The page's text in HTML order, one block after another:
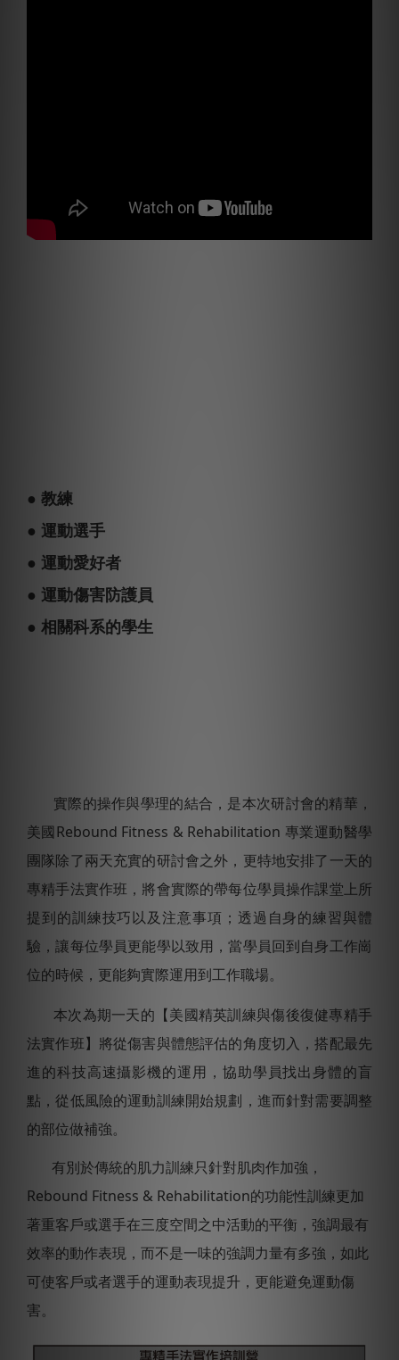
● 教練
● 運動選手
● 運動愛好者
● 運動傷害防護員
● 相關科系的學生
實際的操作與學理的結合，是本次研討會的精華，
美國Rebound Fitness & Rehabilitation 專業運動醫學
團隊除了兩天充實的研討會之外，更特地安排了一天的
專精手法實作班，將會實際的帶每位學員操作課堂上所
提到的訓練技巧以及注意事項；透過自身的練習與體
驗，讓每位學員更能學以致用，當學員回到自身工作崗
位的時候，更能夠實際運用到工作職場。
本次為期一天的【美國精英訓練與傷後復健專精手
法實作班】將從傷害與體態評估的角度切入，搭配最先
進的科技高速攝影機的運用，協助學員找出身體的盲
點，從低風險的運動訓練開始規劃，進而針對需要調整
的部位做補強。
有別於傳統的肌力訓練只針對肌肉作加強，
Rebound Fitness & Rehabilitation的功能性訓練更加
著重客戶或選手在三度空間之中活動的平衡，強調最有
效率的動作表現，而不是一味的強調力量有多強，如此
可使客戶或者選手的運動表現提升，更能避免運動傷
害。